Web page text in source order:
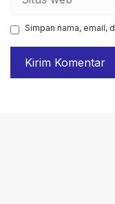
web
Simpan nama, email,